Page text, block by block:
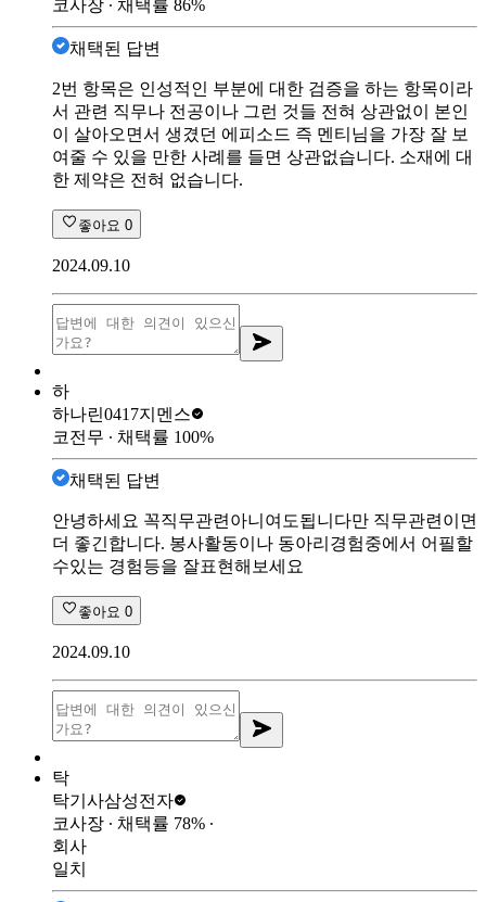
코사장 ∙ 채택률 86%
채택된 답변
2번 항목은 인성적인 부분에 대한 검증을 하는 항목이라
서 관련 직무나 전공이나 그런 것들 전혀 상관없이 본인
이 살아오면서 생겼던 에피소드 즉 멘티님을 가장 잘 보
여줄 수 있을 만한 사례를 들면 상관없습니다. 소재에 대
한 제약은 전혀 없습니다.
좋아요 0
2024.09.10
하
하나린0417지멘스
코전무 ∙ 채택률 100%
채택된 답변
안녕하세요 꼭직무관련아니여도됩니다만 직무관련이면
더 좋긴합니다. 봉사활동이나 동아리경험중에서 어필할
수있는 경험등을 잘표현해보세요
좋아요 0
2024.09.10
탁
탁기사삼성전자
코사장 ∙ 채택률 78% ∙
회사
일치